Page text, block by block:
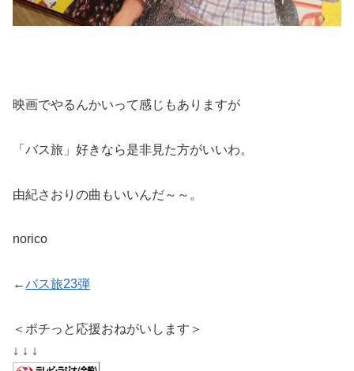
映画でやるんかいって感じもありますが
「バス旅」好きなら是非見た方がいいわ。
由紀さおりの曲もいいんだ～～。
norico
←バス旅23弾
＜ポチっと応援おねがいします＞
↓ ↓ ↓